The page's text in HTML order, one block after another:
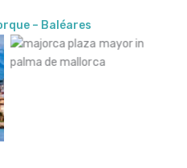
– Baléares
Plaza Mayor in Palma de
Mallorca – Copyright © TONO